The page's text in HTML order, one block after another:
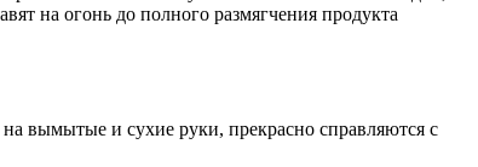
на огонь до полного размягчения продукта
вымытые и сухие руки, прекрасно справляются с